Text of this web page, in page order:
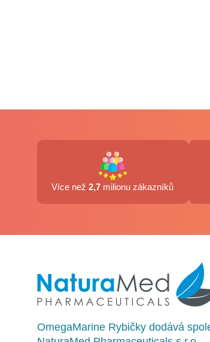
Více než2,7 milionu zákazníků
OmegaMarine Rybičky dodává